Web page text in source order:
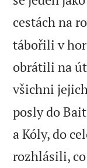
cestách na
tábořili v
obrátili na
všichni
posly do
a Kóly, do
rozhlásili, co